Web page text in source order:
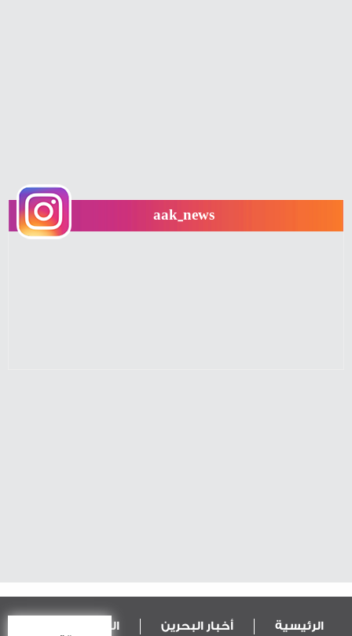
aak_news
الرئيسية أخبار البحرين المال و الاقتصاد